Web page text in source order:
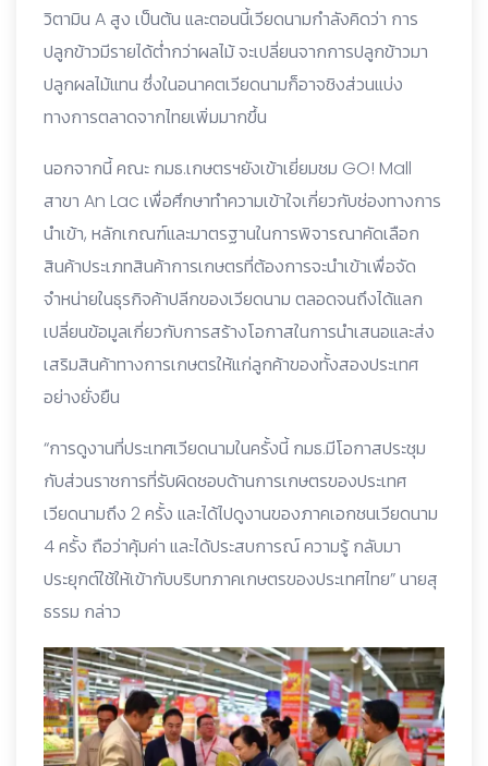
วิตามิน A สูง เป็นต้น และตอนนี้เวียดนามกำลังคิดว่า การ
ปลูกข้าวมีรายได้ต่ำกว่าผลไม้ จะเปลี่ยนจากการปลูกข้าวมา
ปลูกผลไม้แทน ซึ่งในอนาคตเวียดนามก็อาจชิงส่วนแบ่ง
ทางการตลาดจากไทยเพิ่มมากขึ้น
นอกจากนี้ คณะ กมธ.เกษตรฯยังเข้าเยี่ยมชม GO! Mall
สาขา An Lac เพื่อศึกษาทำความเข้าใจเกี่ยวกับช่องทางการ
นำเข้า, หลักเกณฑ์และมาตรฐานในการพิจารณาคัดเลือก
สินค้าประเภทสินค้าการเกษตรที่ต้องการจะนำเข้าเพื่อจัด
จำหน่ายในธุรกิจค้าปลีกของเวียดนาม ตลอดจนถึงได้แลก
เปลี่ยนข้อมูลเกี่ยวกับการสร้างโอกาสในการนำเสนอและส่ง
เสริมสินค้าทางการเกษตรให้แก่ลูกค้าของทั้งสองประเทศ
อย่างยั่งยืน
“การดูงานที่ประเทศเวียดนามในครั้งนี้ กมธ.มีโอกาสประชุม
กับส่วนราชการที่รับผิดชอบด้านการเกษตรของประเทศ
เวียดนามถึง 2 ครั้ง และได้ไปดูงานของภาคเอกชนเวียดนาม
4 ครั้ง ถือว่าคุ้มค่า และได้ประสบการณ์ ความรู้ กลับมา
ประยุกต์ใช้ให้เข้ากับบริบทภาคเกษตรของประเทศไทย” นายสุ
ธรรม กล่าว